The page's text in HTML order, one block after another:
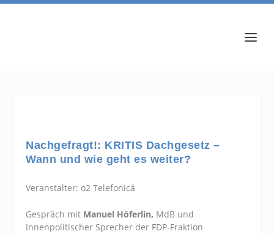
Nachgefragt!: KRITIS Dachgesetz –
Wann und wie geht es weiter?
Veranstalter: o2 Telefonicá
Gespräch mit Manuel Höferlin, MdB und
Innenpolitischer Sprecher der FDP-Fraktion